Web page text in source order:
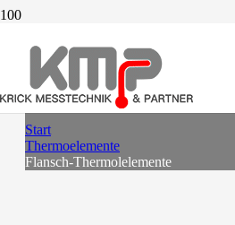
FLANSCH-THERMOLELEMENTE
Start
Thermoelemente
Flansch-Thermolelemente